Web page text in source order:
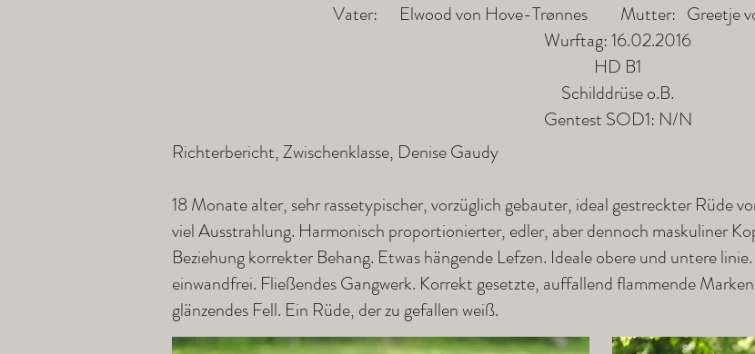
Vater: Elwood von Hove-Trønnes Mutter: Greetje
Wurftag: 16.02.2016
HD B1
Schilddrüse o.B.
Gentest SOD1: N/N
Richterbericht, Zwischenklasse, Denise Gaudy
18 Monate alter, sehr rassetypischer, vorzüglich gebauter, ideal gestreckter Rüde
viel Ausstrahlung. Harmonisch proportionierter, edler, aber dennoch maskuliner
Beziehung korrekter Behang. Etwas hängende Lefzen. Ideale obere und untere
einwandfrei. Fließendes Gangwerk. Korrekt gesetzte, auffallend flammende
glänzendes Fell. Ein Rüde, der zu gefallen weiß.